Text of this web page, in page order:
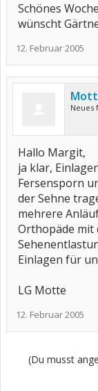
Schönes
wünscht
12. Februar 2005
Neues
Hallo Margit,
ja klar,
Fersensporn
der Sehne
mehrere
Orthopäde mit
Einlagen für
LG Motte
12. Februar 2005
(Du musst